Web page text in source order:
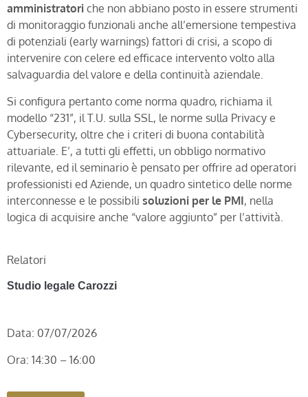
amministratori che non abbiano posto in essere strumenti
di monitoraggio funzionali anche all’emersione tempestiva
di potenziali (early warnings) fattori di crisi, a scopo di
intervenire con celere ed efficace intervento volto alla
salvaguardia del valore e della continuità aziendale.
Si configura pertanto come norma quadro, richiama il
modello “231”, il T.U. sulla SSL, le norme sulla Privacy e
Cybersecurity, oltre che i criteri di buona contabilità
attuariale. E’, a tutti gli effetti, un obbligo normativo
rilevante, ed il seminario è pensato per offrire ad operatori
professionisti ed Aziende, un quadro sintetico delle norme
interconnesse e le possibili soluzioni per le PMI, nella
logica di acquisire anche “valore aggiunto” per l’attività.
Relatori
Studio legale Carozzi
Data: 07/07/2026
Ora: 14:30 – 16:00